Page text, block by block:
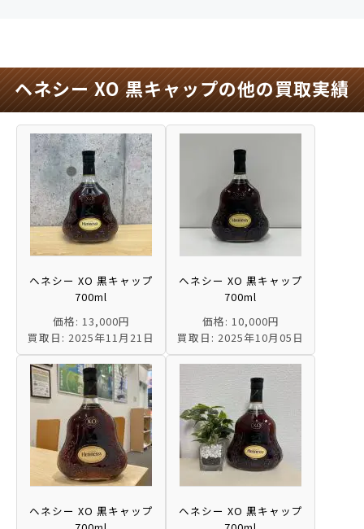
ヘネシー XO 黒キャップの他の買取実績
ヘネシー XO 黒キャップ
700ml
価格: 13,000円
買取日: 2025年11月21日
ヘネシー XO 黒キャップ
700ml
価格: 10,000円
買取日: 2025年10月05日
ヘネシー XO 黒キャップ
ヘネシー XO 黒キャップ